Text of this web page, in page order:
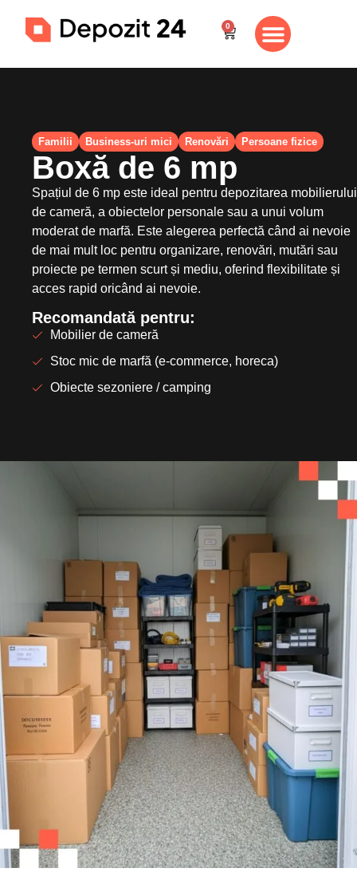
0
Familii Business-uri mici Renovări Persoane fizice
Boxă de 6 mp
Spațiul de 6 mp este ideal pentru depozitarea mobilierului
de cameră, a obiectelor personale sau a unui volum
moderat de marfă. Este alegerea perfectă când ai nevoie
de mai mult loc pentru organizare, renovări, mutări sau
proiecte pe termen scurt și mediu, oferind flexibilitate și
acces rapid oricând ai nevoie.
Recomandată pentru:
Mobilier de cameră
Stoc mic de marfă (e-commerce, horeca)
Obiecte sezoniere / camping